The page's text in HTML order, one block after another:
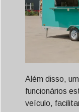
Além disso,
funcionários
veículo,